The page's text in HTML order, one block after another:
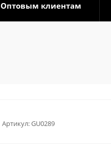
Оптовым клиентам
Артикул:GU0289